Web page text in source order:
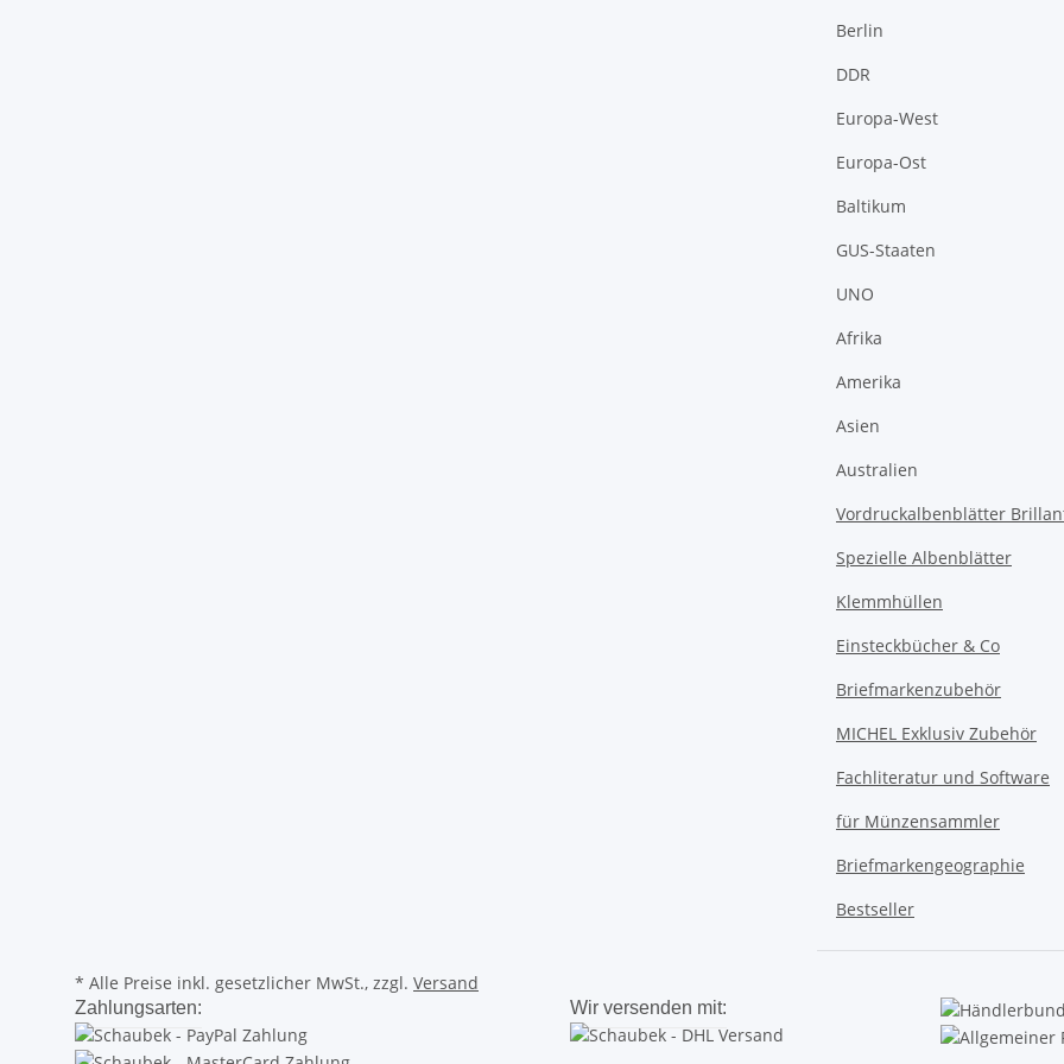
Berlin
DDR
Europa-West
Europa-Ost
Baltikum
GUS-Staaten
UNO
Afrika
Amerika
Asien
Australien
Vordruckalbenblätter
Spezielle Albenblätter
Klemmhüllen
Einsteckbücher & Co
Briefmarkenzubehör
MICHEL Exklusiv Zubehör
Fachliteratur und Software
für Münzensammler
Briefmarkengeographie
Bestseller
* Alle Preise inkl. gesetzlicher MwSt., zzgl. Versand
Zahlungsarten: Wir versenden mit: